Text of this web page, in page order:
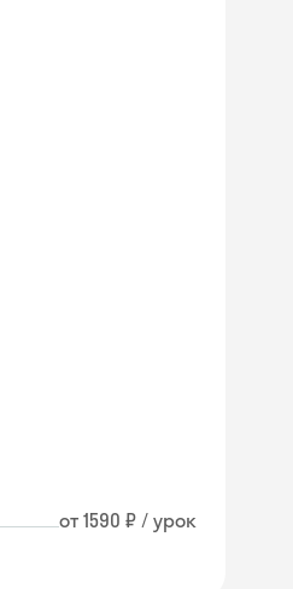
от 1590 ₽ / урок